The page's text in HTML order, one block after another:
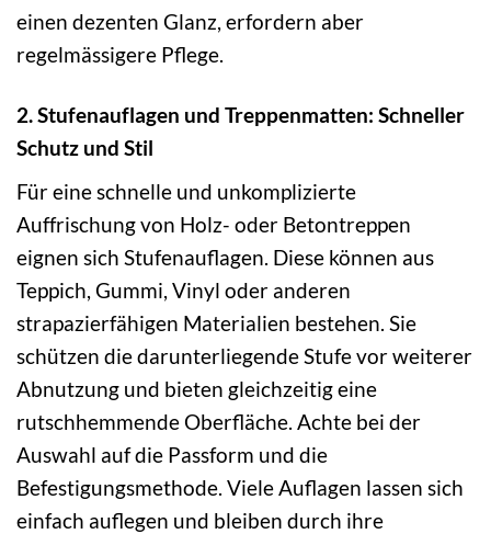
einen dezenten Glanz, erfordern aber
regelmässigere Pflege.
2. Stufenauflagen und Treppenmatten: Schneller
Schutz und Stil
Für eine schnelle und unkomplizierte
Auffrischung von Holz- oder Betontreppen
eignen sich Stufenauflagen. Diese können aus
Teppich, Gummi, Vinyl oder anderen
strapazierfähigen Materialien bestehen. Sie
schützen die darunterliegende Stufe vor weiterer
Abnutzung und bieten gleichzeitig eine
rutschhemmende Oberfläche. Achte bei der
Auswahl auf die Passform und die
Befestigungsmethode. Viele Auflagen lassen sich
einfach auflegen und bleiben durch ihre